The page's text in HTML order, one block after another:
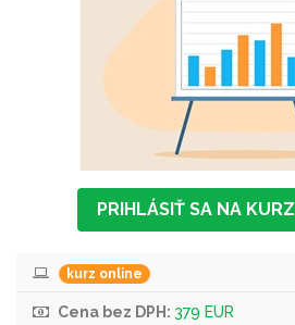
PRIHLÁSIŤ SA NA KURZ
kurz online
Cena bez DPH: 379 EUR